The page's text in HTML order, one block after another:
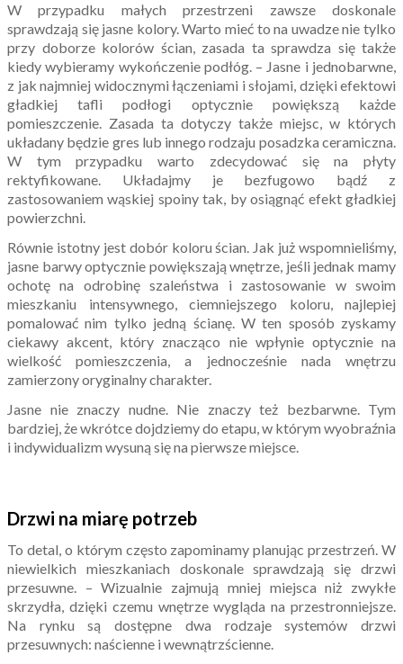
W przypadku małych przestrzeni zawsze doskonale
sprawdzają się jasne kolory. Warto mieć to na uwadze nie tylko
przy doborze kolorów ścian, zasada ta sprawdza się także
kiedy wybieramy wykończenie podłóg. – Jasne i jednobarwne,
z jak najmniej widocznymi łączeniami i słojami, dzięki efektowi
gładkiej tafli podłogi optycznie powiększą każde
pomieszczenie. Zasada ta dotyczy także miejsc, w których
układany będzie gres lub innego rodzaju posadzka ceramiczna.
W tym przypadku warto zdecydować się na płyty
rektyfikowane. Układajmy je bezfugowo bądź z
zastosowaniem wąskiej spoiny tak, by osiągnąć efekt gładkiej
powierzchni.
Równie istotny jest dobór koloru ścian. Jak już wspomnieliśmy,
jasne barwy optycznie powiększają wnętrze, jeśli jednak mamy
ochotę na odrobinę szaleństwa i zastosowanie w swoim
mieszkaniu intensywnego, ciemniejszego koloru, najlepiej
pomalować nim tylko jedną ścianę. W ten sposób zyskamy
ciekawy akcent, który znacząco nie wpłynie optycznie na
wielkość pomieszczenia, a jednocześnie nada wnętrzu
zamierzony oryginalny charakter.
Jasne nie znaczy nudne. Nie znaczy też bezbarwne. Tym
bardziej, że wkrótce dojdziemy do etapu, w którym wyobraźnia
i indywidualizm wysuną się na pierwsze miejsce.
Drzwi na miarę potrzeb
To detal, o którym często zapominamy planując przestrzeń. W
niewielkich mieszkaniach doskonale sprawdzają się drzwi
przesuwne. – Wizualnie zajmują mniej miejsca niż zwykłe
skrzydła, dzięki czemu wnętrze wygląda na przestronniejsze.
Na rynku są dostępne dwa rodzaje systemów drzwi
przesuwnych: naścienne i wewnątrzścienne.